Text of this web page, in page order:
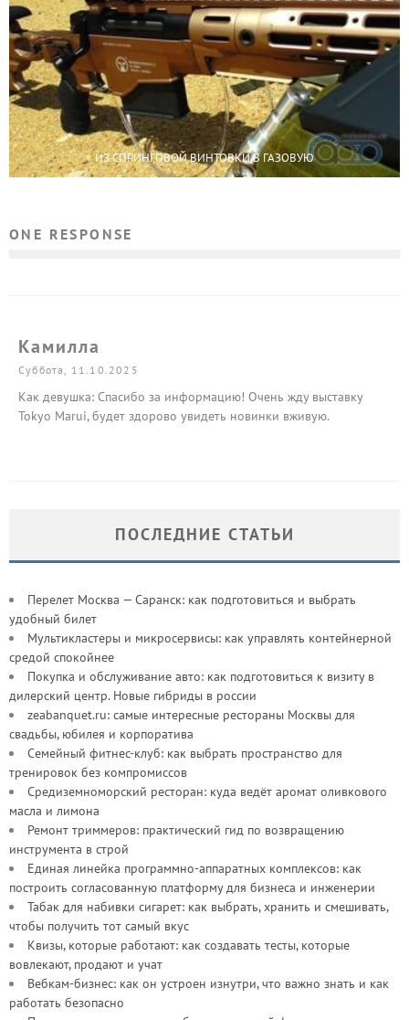
ИЗ СПРИНГОВОЙ ВИНТОВКИ В ГАЗОВУЮ
ONE RESPONSE
Камилла
Суббота, 11.10.2025
Как девушка: Спасибо за информацию! Очень жду выставку
Tokyo Marui, будет здорово увидеть новинки вживую.
ПОСЛЕДНИЕ СТАТЬИ
Перелет Москва — Саранск: как подготовиться и выбрать
удобный билет
Мультикластеры и микросервисы: как управлять контейнерной
средой спокойнее
Покупка и обслуживание авто: как подготовиться к визиту в
дилерский центр. Новые гибриды в россии
zeabanquet.ru: самые интересные рестораны Москвы для
свадьбы, юбилея и корпоратива
Семейный фитнес-клуб: как выбрать пространство для
тренировок без компромиссов
Средиземноморский ресторан: куда ведёт аромат оливкового
масла и лимона
Ремонт триммеров: практический гид по возвращению
инструмента в строй
Единая линейка программно-аппаратных комплексов: как
построить согласованную платформу для бизнеса и инженерии
Табак для набивки сигарет: как выбрать, хранить и смешивать,
чтобы получить тот самый вкус
Квизы, которые работают: как создавать тесты, которые
вовлекают, продают и учат
Вебкам-бизнес: как он устроен изнутри, что важно знать и как
работать безопасно